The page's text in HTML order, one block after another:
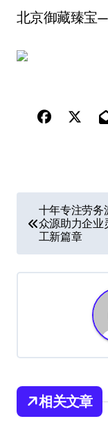
北京御藏臻宝
章
导
十年专注劳务
众源助力企业
工新篇章
相关文章